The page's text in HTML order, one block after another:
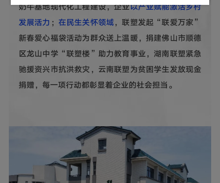
奶牛基地现代化工程建设，企业以产业赋能激活乡村
发展活力 ； 在民生关怀领域，联塑发起“联爱万家”
新春爱心福袋活动为群众送上温暖，捐建佛山市顺德
区龙山中学“联塑楼”助力教育事业，湖南联塑紧急
驰援资兴市抗洪救灾，云南联塑为贫困学生发放现金
捐赠，每一项行动都彰显着企业的社会担当。